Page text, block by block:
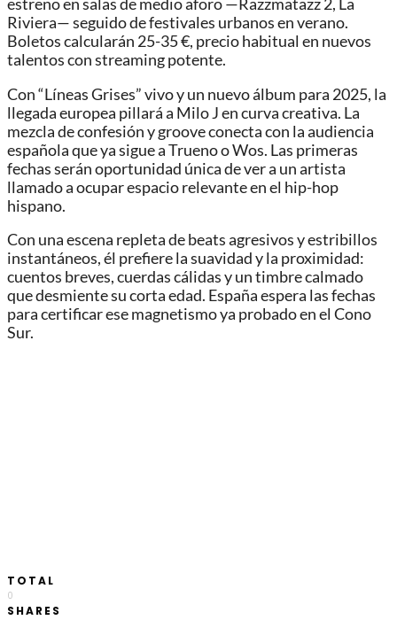
estreno en salas de medio aforo —Razzmatazz 2, La
Riviera— seguido de festivales urbanos en verano.
Boletos calcularán 25-35 €, precio habitual en nuevos
talentos con streaming potente.
Con “Líneas Grises” vivo y un nuevo álbum para 2025, la
llegada europea pillará a Milo J en curva creativa. La
mezcla de confesión y groove conecta con la audiencia
española que ya sigue a Trueno o Wos. Las primeras
fechas serán oportunidad única de ver a un artista
llamado a ocupar espacio relevante en el hip-hop
hispano.
Con una escena repleta de beats agresivos y estribillos
instantáneos, él prefiere la suavidad y la proximidad:
cuentos breves, cuerdas cálidas y un timbre calmado
que desmiente su corta edad. España espera las fechas
para certificar ese magnetismo ya probado en el Cono
Sur.
TOTAL
0
SHARES